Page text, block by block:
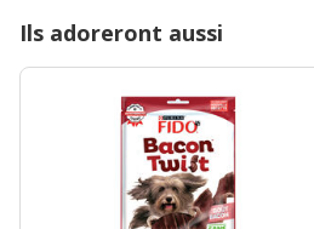
Ils adoreront aussi